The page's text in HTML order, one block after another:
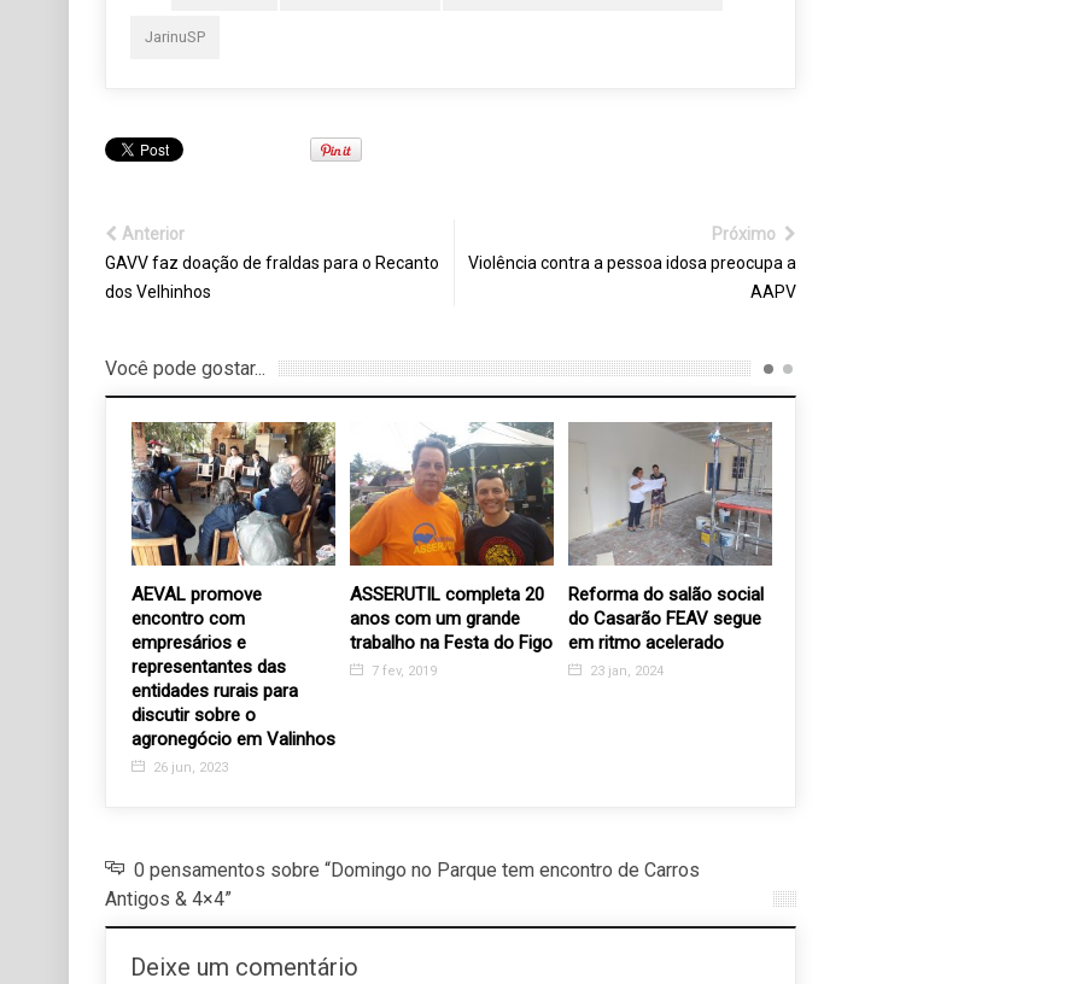
JarinuSP
Anterior
GAVV faz doação de fraldas para o Recanto
dos Velhinhos
Próximo
Violência contra a pessoa idosa preocupa a
AAPV
Você pode gostar...
AEVAL promove
encontro com
empresários e
representantes das
entidades rurais para
discutir sobre o
agronegócio em Valinhos
26 jun, 2023
ASSERUTIL completa 20
anos com um grande
trabalho na Festa do Figo
7 fev, 2019
Reforma do salão social
do Casarão FEAV segue
em ritmo acelerado
23 jan, 2024
0 pensamentos sobre “Domingo no Parque tem encontro de Carros
Antigos & 4×4”
Deixe um comentário